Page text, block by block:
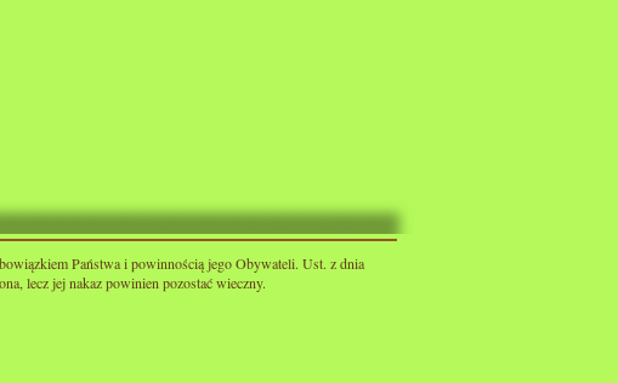
Państwa i powinnością jego Obywateli. Ust. z dnia
lecz jej nakaz powinien pozostać wieczny.